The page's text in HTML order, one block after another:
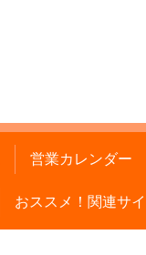
営業カレンダー
おススメ！関連サイ